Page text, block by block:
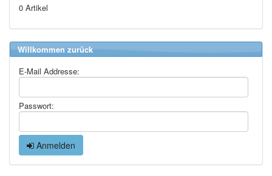
0 Artikel
Willkommen zurück
E-Mail Addresse:
Passwort:
Anmelden